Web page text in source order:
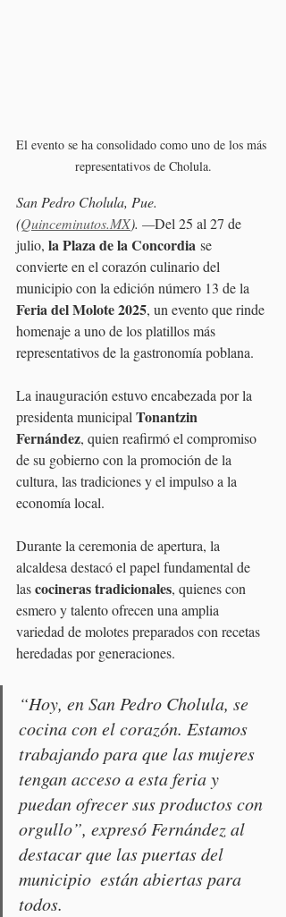
El evento se ha consolidado como uno de los más
representativos de Cholula.
San Pedro Cholula, Pue.
(Quinceminutos.MX). —Del 25 al 27 de
julio, la Plaza de la Concordia se
convierte en el corazón culinario del
municipio con la edición número 13 de la
Feria del Molote 2025, un evento que rinde
homenaje a uno de los platillos más
representativos de la gastronomía poblana.
La inauguración estuvo encabezada por la
presidenta municipal Tonantzin
Fernández, quien reafirmó el compromiso
de su gobierno con la promoción de la
cultura, las tradiciones y el impulso a la
economía local.
Durante la ceremonia de apertura, la
alcaldesa destacó el papel fundamental de
las cocineras tradicionales, quienes con
esmero y talento ofrecen una amplia
variedad de molotes preparados con recetas
heredadas por generaciones.
“Hoy, en San Pedro Cholula, se
cocina con el corazón. Estamos
trabajando para que las mujeres
tengan acceso a esta feria y
puedan ofrecer sus productos con
orgullo”, expresó Fernández al
destacar que las puertas del
municipio  están abiertas para
todos.